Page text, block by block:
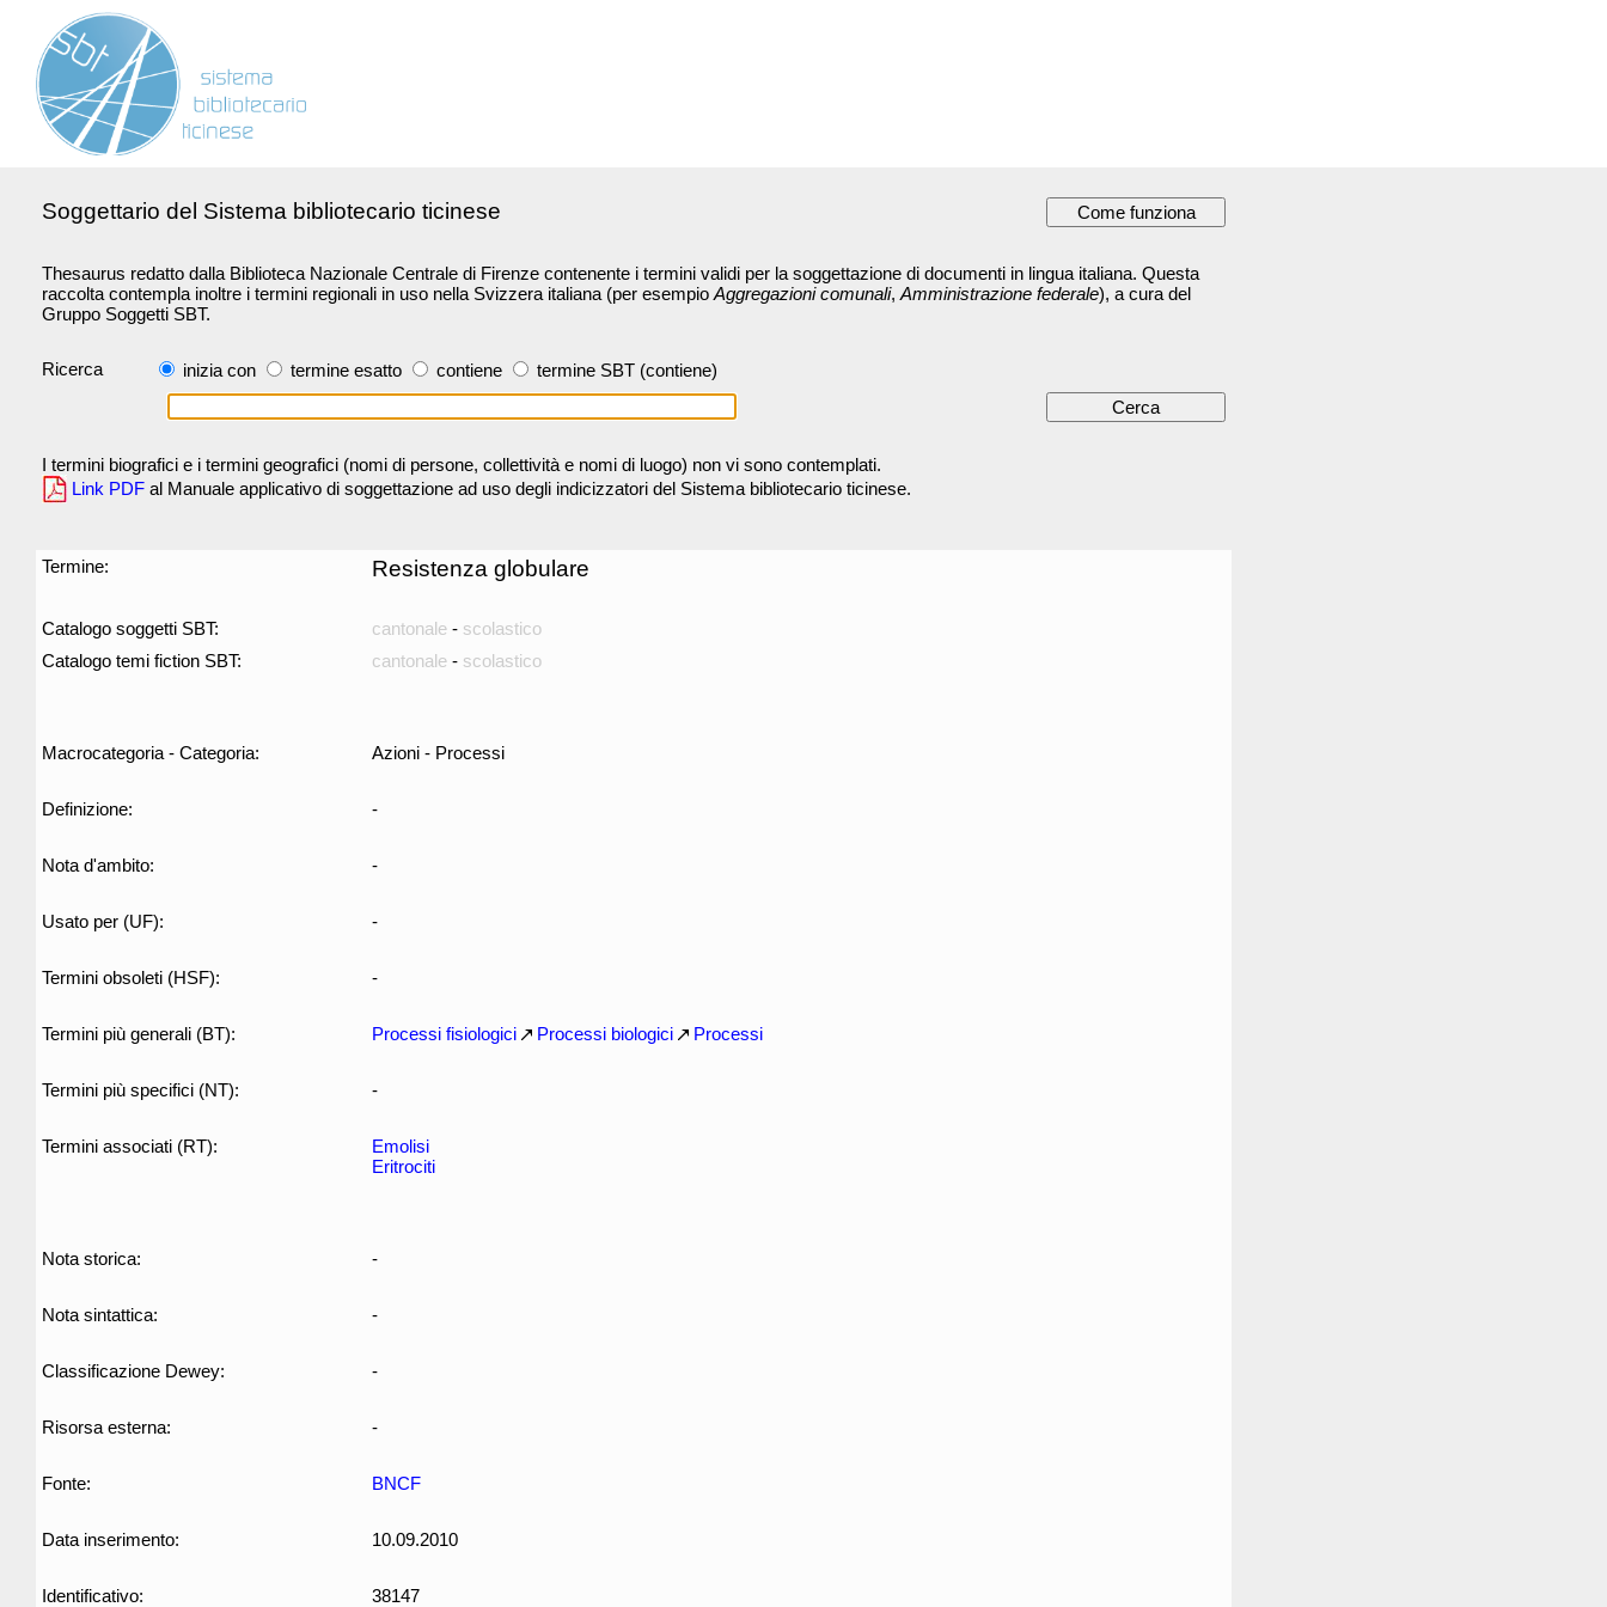
Soggettario del Sistema bibliotecario ticinese
Thesaurus redatto dalla Biblioteca Nazionale Centrale di Firenze contenente i termini validi per la soggettazione di documenti in lingua italiana. Questa
raccolta contempla inoltre i termini regionali in uso nella Svizzera italiana (per esempio Aggregazioni comunali, Amministrazione federale), a cura del
Gruppo Soggetti SBT.
Ricerca inizia con termine esatto contiene termine SBT (contiene)
I termini biografici e i termini geografici (nomi di persone, collettività e nomi di luogo) non vi sono contemplati.
Link PDF al Manuale applicativo di soggettazione ad uso degli indicizzatori del Sistema bibliotecario ticinese.
Termine: Resistenza globulare
Catalogo soggetti SBT: cantonale - scolastico
Catalogo temi fiction SBT:
cantonale - scolastico
Macrocategoria - Categoria: Azioni - Processi
Definizione: -
Nota d'ambito: -
Usato per (UF): -
Termini obsoleti (HSF): -
Termini più generali (BT): Processi fisiologici Processi biologici Processi
Termini più specifici (NT): -
Termini associati (RT):
Emolisi
Eritrociti
Nota storica: -
Nota sintattica: -
Classificazione Dewey: -
Risorsa esterna: -
Fonte: BNCF
Data inserimento: 10.09.2010
Identificativo: 38147